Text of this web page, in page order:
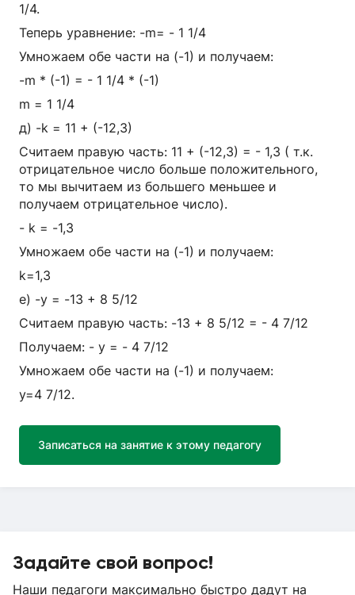
1/4.
Теперь уравнение: -m= - 1 1/4
Умножаем обе части на (-1) и получаем:
-m * (-1) = - 1 1/4 * (-1)
m = 1 1/4
д) -k = 11 + (-12,3)
Считаем правую часть: 11 + (-12,3) = - 1,3 ( т.к.
отрицательное число больше положительного,
то мы вычитаем из большего меньшее и
получаем отрицательное число).
- k = -1,3
Умножаем обе части на (-1) и получаем:
k=1,3
е) -у = -13 + 8 5/12
Считаем правую часть: -13 + 8 5/12 = - 4 7/12
Получаем: - у = - 4 7/12
Умножаем обе части на (-1) и получаем:
у=4 7/12.
Записаться на занятие к этому педагогу
Задайте свой вопрос!
Наши педагоги максимально быстро дадут на